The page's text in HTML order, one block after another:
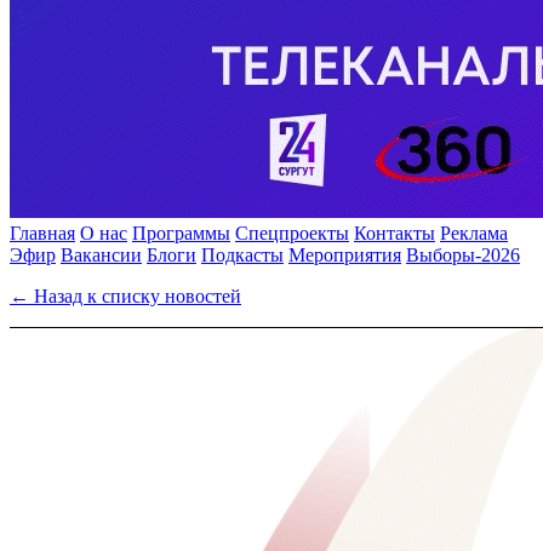
Главная О нас Программы Спецпроекты Контакты Реклама
Эфир Вакансии Блоги Подкасты Мероприятия Выборы-2026
← Назад к списку новостей